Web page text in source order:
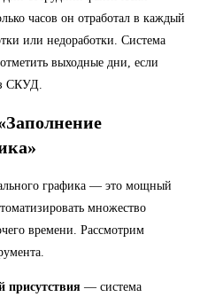
часов он отработал в каждый
или недоработки. Система
выходные дни, если
СКУД.
графика — это мощный
множество
времени. Рассмотрим
присутствия — система